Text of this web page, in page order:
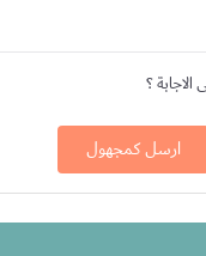
؟
ارسل كمجهول